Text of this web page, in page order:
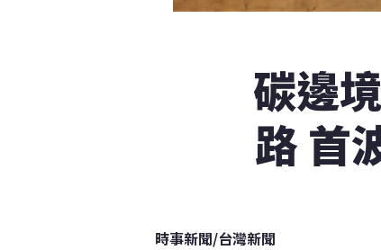
碳邊
路 首
時事新聞/台灣新聞